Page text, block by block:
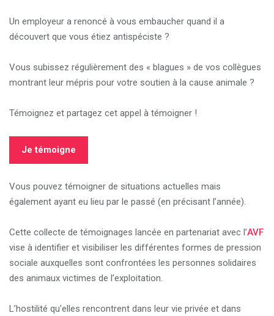
Un employeur a renoncé à vous embaucher quand il a
découvert que vous étiez antispéciste ?
Vous subissez régulièrement des « blagues » de vos collègues
montrant leur mépris pour votre soutien à la cause animale ?
Témoignez et partagez cet appel à témoigner !
Je témoigne
Vous pouvez témoigner de situations actuelles mais
également ayant eu lieu par le passé (en précisant l’année).
Cette collecte de témoignages lancée en partenariat avec l’AVF
vise à identifier et visibiliser les différentes formes de pression
sociale auxquelles sont confrontées les personnes solidaires
des animaux victimes de l’exploitation.
L’hostilité qu’elles rencontrent dans leur vie privée et dans